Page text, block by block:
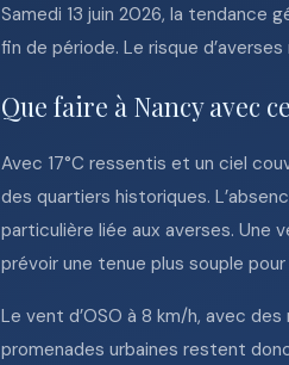
Samedi 13 juin 2026, la tendance
fin de période. Le risque
Que faire à Nancy avec
Avec 17°C ressentis et un ciel
des quartiers historiques.
particulière liée aux averses. Une
prévoir une tenue plus souple
Le vent d’OSO à 8 km/h, avec
promenades urbaines restent